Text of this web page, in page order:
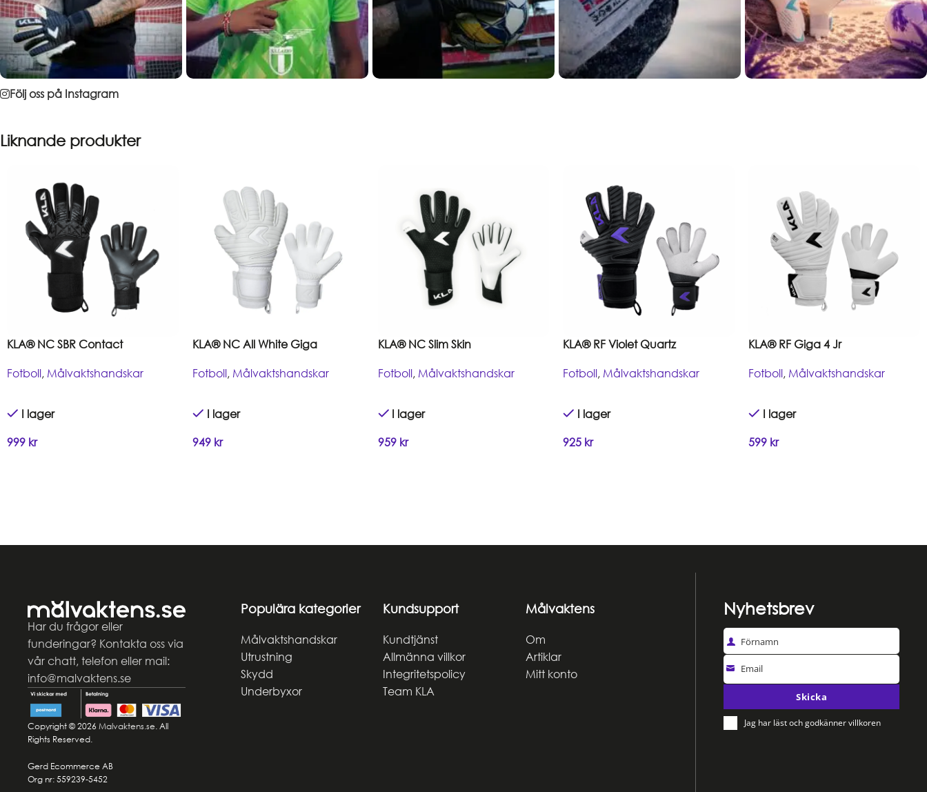
Följ oss på Instagram
Liknande produkter
KLA® NC SBR Contact
Fotboll, Målvaktshandskar
I lager
999 kr
KLA® NC All White Giga
Fotboll, Målvaktshandskar
I lager
949 kr
KLA® NC Slim Skin
Fotboll, Målvaktshandskar
I lager
959 kr
KLA® RF Violet Quartz
Fotboll, Målvaktshandskar
I lager
925 kr
KLA® RF Giga 4 Jr
Fotboll, Målvaktshandskar
I lager
599 kr
Har du frågor eller
funderingar? Kontakta oss via
vår chatt, telefon eller mail:
info@malvaktens.se
Copyright © 2026 Malvaktens.se . All
Rights Reserved.
Gerd Ecommerce AB
Org nr: 559239-5452
Populära kategorier
Målvaktshandskar
Utrustning
Skydd
Underbyxor
Kundsupport
Kundtjänst
Allmänna villkor
Integritetspolicy
Team KLA
Målvaktens
Om
Artiklar
Mitt konto
Nyhetsbrev
Förnamn
Email
Skicka
Jag har läst och godkänner villkoren